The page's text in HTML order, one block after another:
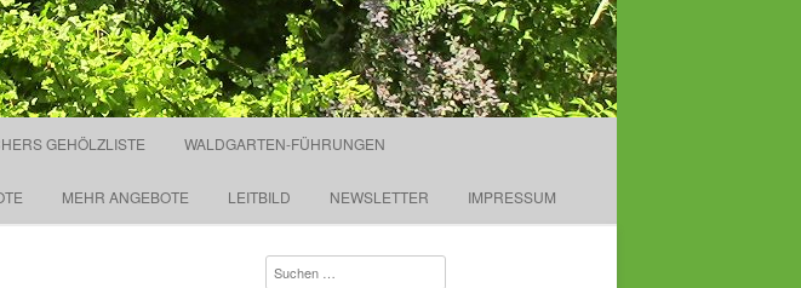
GEHÖLZLISTE WALDGARTEN-FÜHRUNGEN
MEHR ANGEBOTE LEITBILD NEWSLETTER IMPRESSUM
Suchen